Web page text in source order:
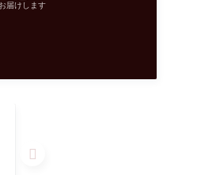
届けします
